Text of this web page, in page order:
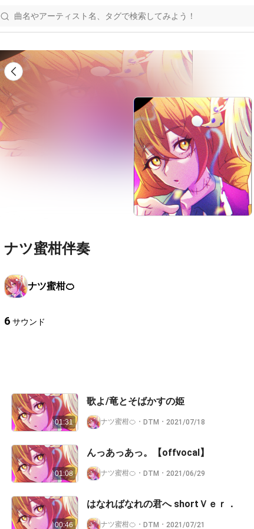
ナツ蜜柑伴奏
ナツ蜜柑🍊
6 サウンド
01:31
歌よ/竜とそばかすの姫
ナツ蜜柑🍊 ・ DTM ・ 2021/07/18
01:08
んっあっあっ。【offvocal】
ナツ蜜柑🍊 ・ DTM ・ 2021/06/29
00:46
はなればなれの君へ shortＶｅｒ．
ナツ蜜柑🍊 ・ DTM ・ 2021/07/21